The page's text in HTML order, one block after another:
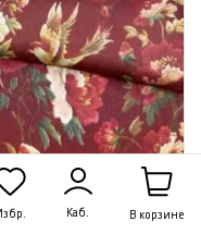
Каб. В корзине